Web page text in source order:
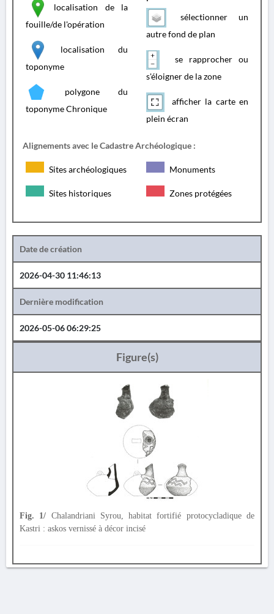
localisation de la
fouille/de l'opération
localisation du
toponyme
polygone du
toponyme Chronique
sélectionner un
autre fond de plan
se rapprocher ou
s'éloigner de la zone
afficher la carte en
plein écran
Alignements avec le Cadastre Archéologique :
Sites archéologiques Monuments
Sites historiques Zones protégées
Date de création
2026-04-30 11:46:13
Dernière modification
2026-05-06 06:29:25
Figure(s)
Fig. 1/ Chalandriani Syrou, habitat fortifié protocycladique de
Kastri : askos vernissé à décor incisé